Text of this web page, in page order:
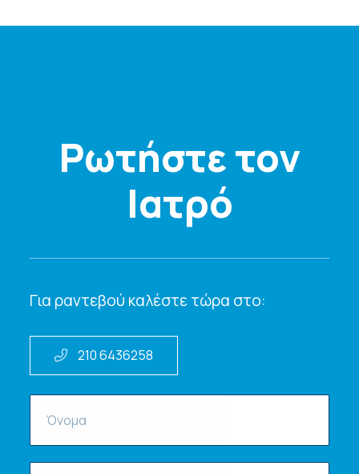
Ρωτήστε τον
Ιατρό
Για ραντεβού καλέστε τώρα στο:
210 6436258